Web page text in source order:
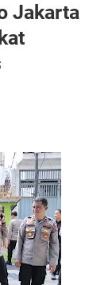
Jakarta